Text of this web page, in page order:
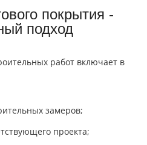
покрытия -
подход
работ включает в
замеров;
проекта;